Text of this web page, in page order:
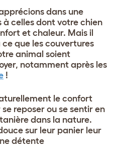
dans une
celles dont votre chien
et chaleur. Mais il
que les couvertures
animal soient
notamment après les
!
le confort
reposer ou se sentir en
dans la nature.
sur leur panier leur
détente